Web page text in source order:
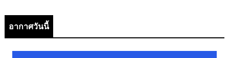
อากาศวันนี้